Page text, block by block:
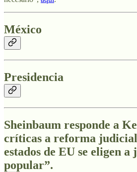
México
Presidencia
Sheinbaum responde a
críticas a reforma
estados de EU se eligen a
popular”.